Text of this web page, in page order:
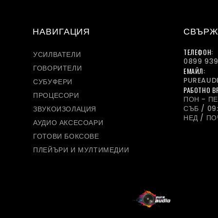
НАВИГАЦИЯ
УСИЛВАТЕЛИ
ГОВОРИТЕЛИ
СУБУФЕРИ
ПРОЦЕСОРИ
ЗВУКОИЗОЛАЦИЯ
АУДИО АКСЕСОАРИ
ГОТОВИ БОКСОВЕ
ПЛЕЙЪРИ И МУЛТИМЕДИИ
ТЕЛЕФОН:
0899
ЕМАЙЛ:
РАБОТНО
ПОН -
СЪБ /
НЕД /